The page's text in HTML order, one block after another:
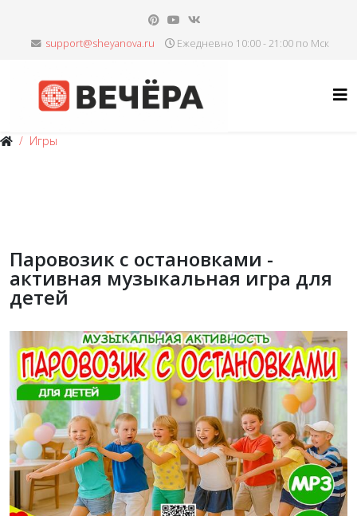
Ежедневно 10:00 - 21:00 по Мск
Игры
Паровозик с остановками -
активная музыкальная игра для
детей